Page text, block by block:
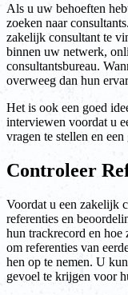
Als u uw behoeften
zoeken naar
zakelijk consultant te
binnen uw netwerk,
consultantsbureau.
overweeg dan hun
Het is ook een goed
interviewen voordat u
vragen te stellen en
Controleer
Voordat u een zakelijk
referenties en
hun trackrecord en hoe
om referenties van
hen op te nemen. U
gevoel te krijgen voor